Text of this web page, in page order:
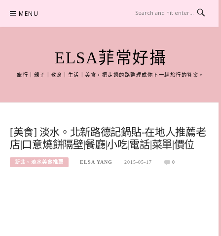
content
MENU
ELSA菲常好攝
旅行｜親子｜教育｜生活｜美食，把走過的路整理成你下一趟旅行的答案。
[美食] 淡水。北新路德記鍋貼-在地人推薦老
店|口意燒餅隔壁|餐廳|小吃|電話|菜單|價位
新北。淡水美食推薦 ELSA YANG 2015-05-17 0